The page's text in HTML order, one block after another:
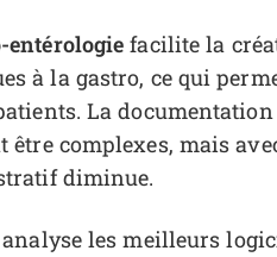
entérologie facilite la
à la gastro, ce qui
La documentation
complexes, mais
diminue.
les meilleurs